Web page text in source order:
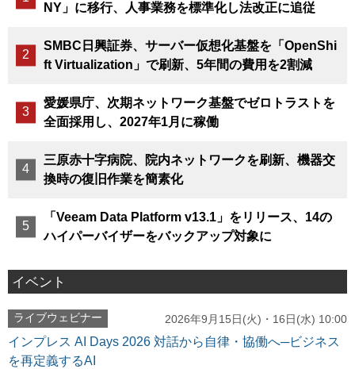
NY」に移行、人事業務を標準化し法改正に追従
SMBC日興証券、サーバー仮想化基盤を「OpenShi
ft Virtualization」で刷新、5年間の費用を2割減
愛媛県庁、次期ネットワーク基盤でゼロトラストを
全面採用し、2027年1月に稼働
三原赤十字病院、院内ネットワークを刷新、機器交
換時の復旧作業を簡素化
「Veeam Data Platform v13.1」をリリース、14の
ハイパーバイザーをバックアップ対象に
イベント
ライブウェビナー 2026年9月15日(火)・16日(水) 10:00
インプレス AI Days 2026 対話から自律・協働へ─ビジネス
を再定義するAI